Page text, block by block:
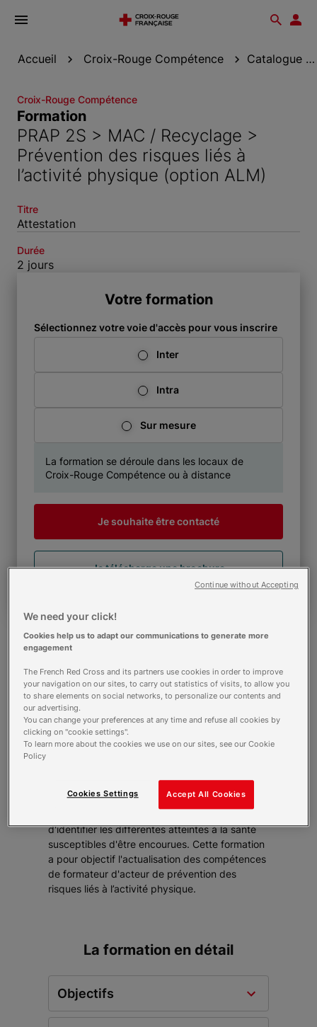
Ouvrir
Accueil Croix-Rouge Compétence Catalogue de formation
Croix-Rouge Compétence
Formation
PRAP 2S > MAC / Recyclage >
Prévention des risques liés à
l’activité physique (option ALM)
Titre
Attestation
Durée
2 jours
Votre formation
Sélectionnez votre voie d'accès pour vous inscrire
Inter
Intra
Sur mesure
La formation se déroule dans les locaux de
Croix-Rouge Compétence ou à distance
Je souhaite être contacté
Je télécharge une brochure
Description
l’activité physique dans son entreprise observe
et analyse sa situation de travail en s'appuyant
d'identifier les différentes atteintes à la santé
susceptibles d'être encourues. Cette formation
a pour objectif l'actualisation des compétences
de formateur d'acteur de prévention des
risques liés à l’activité physique.
La formation en détail
Objectifs
We need your click!
Cookies help us to adapt our communications to generate more
engagement
The French Red Cross and its partners use cookies in order to improve
your navigation on our sites, to carry out statistics of visits, to allow you
to share elements on social networks, to personalize our contents and
our advertising.
You can change your preferences at any time and refuse all cookies by
clicking on "cookie settings".
To learn more about the cookies we use on our sites, see our Cookie
Policy
Accept All Cookies
Cookies Settings
Continue without Accepting